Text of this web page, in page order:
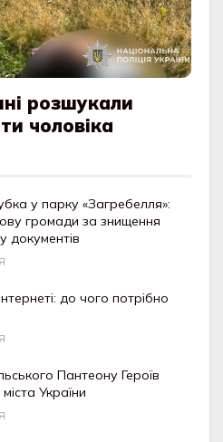
розшукали
чоловіка
у парку «Загребелля»:
громади за знищення
документів
до чого потрібно
Пантеону Героїв
України